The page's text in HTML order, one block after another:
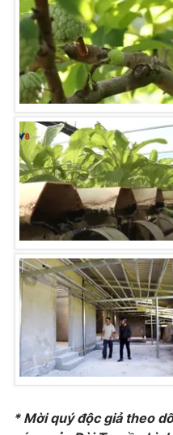
Photo
Video
VTV Money
VTV Sức khoẻ
Thị trường 24h
VTV4
VTV9
Liên hệ tòa soạn
THỜI BÁO VTV
* Mời quý độc giả theo